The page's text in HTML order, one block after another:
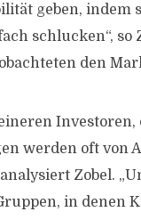
geben,
schlucken“, so
den
werden oft von
Zobel.
in denen